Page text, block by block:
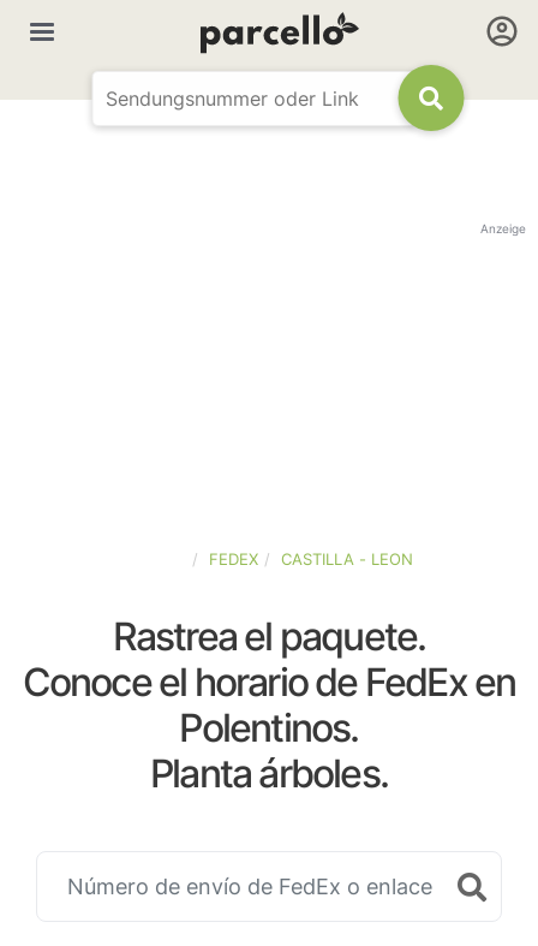
Anzeige
FEDEX CASTILLA - LEON
Rastrea el paquete.
Conoce el horario de FedEx en
Polentinos.
Planta árboles.